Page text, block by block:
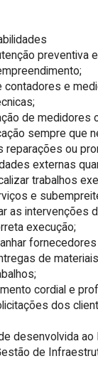
preventiva
contadores e
de medidores
sempre que
reparações ou
externas
trabalhos
e
as intervenções
execução;
de
cordial e
dos
desenvolvida ao
de